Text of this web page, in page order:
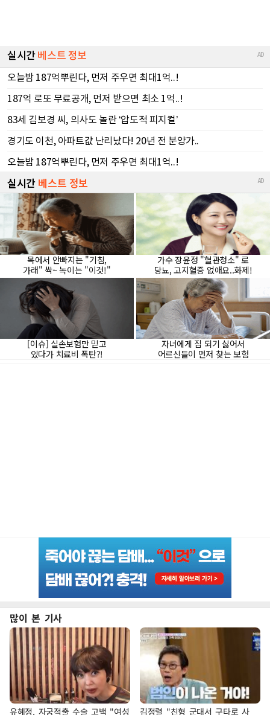
많이 본 기사
유혜정, 자궁적출 수술 고백 "여성 김정렬 "친형 군대서 구타로 사